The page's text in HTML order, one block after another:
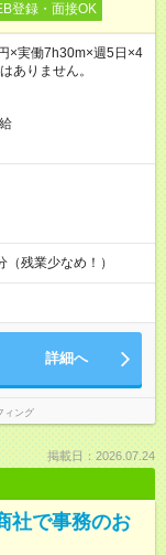
登録・面接OK
×実働7h30m×週5日×4
ありません。
残業少なめ！）
詳細へ
ィング
掲載日：2026.07.24
社で事務のお